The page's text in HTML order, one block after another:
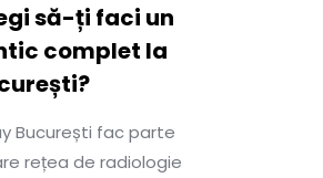
să-ți faci un
complet la
București fac parte
rețea de radiologie